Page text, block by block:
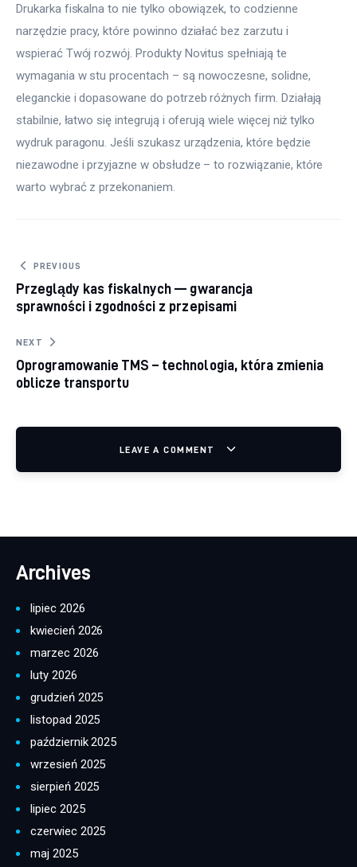
Drukarka fiskalna to nie tylko obowiązek, to codzienne
narzędzie pracy, które powinno działać bez zarzutu i
wspierać Twój rozwój. Produkty Novitus spełniają te
wymagania w stu procentach – są nowoczesne, solidne,
eleganckie i dopasowane do potrzeb różnych firm. Działają
stabilnie, łatwo się integrują i oferują wiele więcej niż tylko
wydruk paragonu. Jeśli szukasz urządzenia, które będzie
niezawodne i przyjazne w obsłudze – to rozwiązanie, które
warto wybrać z przekonaniem.
Nawigacja wpisu
PREVIOUS
Przeglądy kas fiskalnych — gwarancja
sprawności i zgodności z przepisami
NEXT
Oprogramowanie TMS – technologia, która zmienia
oblicze transportu
LEAVE A COMMENT
Archives
lipiec 2026
kwiecień 2026
marzec 2026
luty 2026
grudzień 2025
listopad 2025
październik 2025
wrzesień 2025
sierpień 2025
lipiec 2025
czerwiec 2025
maj 2025